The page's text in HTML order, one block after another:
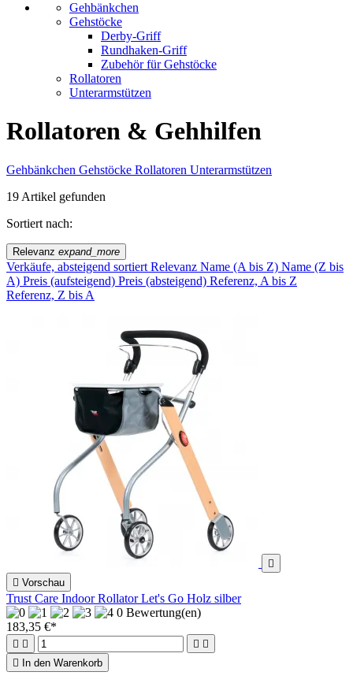
Gehbänkchen
Gehstöcke
Derby-Griff
Rundhaken-Griff
Zubehör für Gehstöcke
Rollatoren
Unterarmstützen
Rollatoren & Gehhilfen
Gehbänkchen Gehstöcke Rollatoren Unterarmstützen
19 Artikel gefunden
Sortiert nach:
Relevanz expand_more
Verkäufe, absteigend sortiert Relevanz Name (A bis Z) Name (Z bis
A) Preis (aufsteigend) Preis (absteigend) Referenz, A bis Z
Referenz, Z bis A

 Vorschau
Trust Care Indoor Rollator Let's Go Holz silber
0 Bewertung(en)
183,35 €*
   

In den Warenkorb